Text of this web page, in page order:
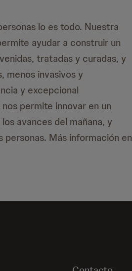
lo es todo. Nuestra
ayudar a construir un
tratadas y curadas, y
menos invasivos y
y excepcional
permite innovar en un
avances del mañana, y
Más información en